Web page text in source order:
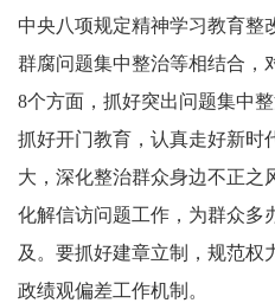
中央八项规定精神学习教育整
群腐问题集中整治等相结合，
8个方面，抓好突出问题集中
抓好开门教育，认真走好新时
大，深化整治群众身边不正之
化解信访问题工作，为群众多
及。要抓好建章立制，规范权
政绩观偏差工作机制。